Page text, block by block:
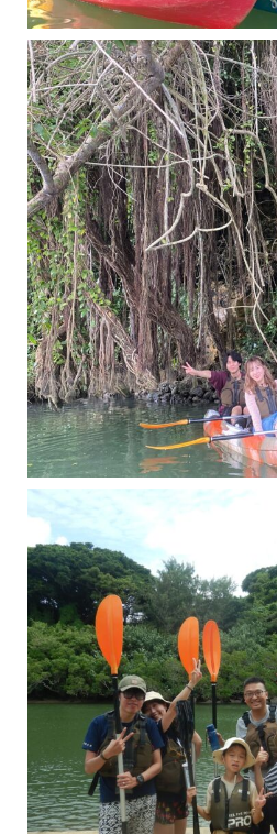
11月となり沖縄も寒くなってきましたが まだまだ沖縄は半袖です
この時期は、修学旅行
梅雨真っ只中の沖縄ですが 今日もカンカンに晴れてくれました！！
今日は満潮だっ